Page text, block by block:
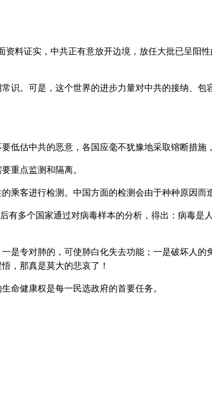
料证实，中共正有意放开边境，放任大批已呈阳
识。可是，这个世界的进步力量对中共的接纳、
低估中共的恶意，各国应毫不犹豫地采取镕断措施
重点监测和隔离。
乘客进行检测。中国方面的检测会由于种种原因而
有多个国家通过对病毒样本的分析，得出：病毒
是专对肺的，可使肺白化失去功能；一是破坏人的
，那真是莫大的悲哀了！
命健康权是每一民选政府的首要任务。